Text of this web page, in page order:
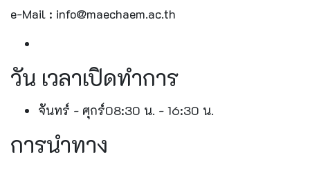
e-Mail : info@maechaem.ac.th
วัน เวลาเปิดทำการ
จันทร์ - ศุกร์08:30 น. - 16:30 น.
การนำทาง